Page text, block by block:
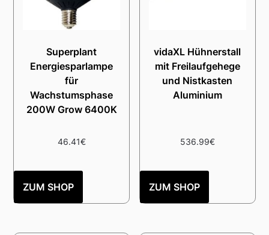
Superplant
Energiesparlampe
für
Wachstumsphase
200W Grow 6400K
46.41€
ZUM SHOP
vidaXL Hühnerstall
mit Freilaufgehege
und Nistkasten
Aluminium
536.99€
ZUM SHOP